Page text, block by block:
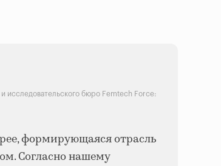
исследовательского бюро Femtech Force:
формирующаяся отрасль
Согласно нашему